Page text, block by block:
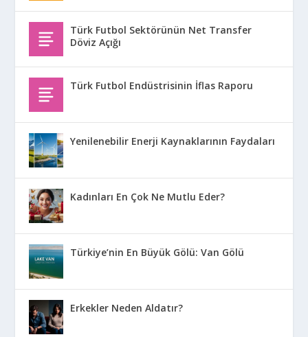
Türk Futbol Sektörünün Net Transfer
Döviz Açığı
Türk Futbol Endüstrisinin İflas Raporu
Yenilenebilir Enerji Kaynaklarının Faydaları
Kadınları En Çok Ne Mutlu Eder?
Türkiye’nin En Büyük Gölü: Van Gölü
Erkekler Neden Aldatır?